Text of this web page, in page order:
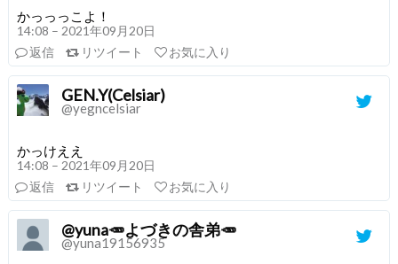
かっっっこよ！
14:08 – 2021年09月20日
返信
リツイート お気に入り
GEN.Y(Celsiar)
@yegncelsiar
かっけええ
14:08 – 2021年09月20日
返信
リツイート お気に入り
@yuna🥕よづきの舎弟🥕
@yuna19156935